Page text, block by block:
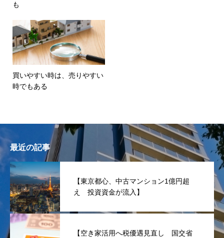
も
買いやすい時は、売りやすい
時でもある
最近の記事
【東京都心、中古マンション1億円超
え 投資資金が流入】
【空き家活用へ税優遇見直し 国交省